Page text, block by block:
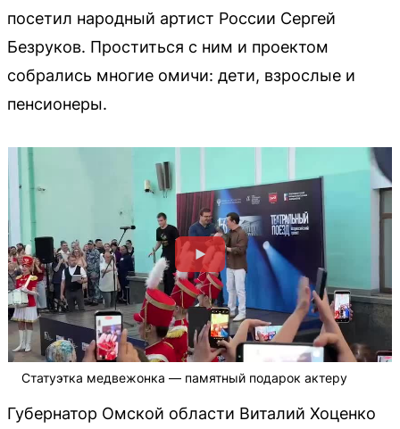
посетил народный артист России Сергей
Безруков. Проститься с ним и проектом
собрались многие омичи: дети, взрослые и
пенсионеры.
Статуэтка медвежонка — памятный подарок актеру
Губернатор Омской области Виталий Хоценко